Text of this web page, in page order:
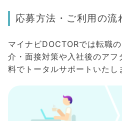
応募方法・ご利用の流
マイナビDOCTORでは転職
介・面接対策や入社後のア
料でトータルサポートいたし